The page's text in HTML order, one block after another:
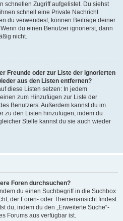
schnellen Zugriff aufgelistet. Du siehst
schnell eine Private Nachricht
du verwendest, können Beiträge deiner
du einen Benutzer ignorierst, dann
nicht.
Freunde oder zur Liste der ignorierten
aus den Listen entfernen?
diese Listen setzen: In jedem
zum Hinzufügen zur Liste der
Benutzers. Außerdem kannst du im
zu den Listen hinzufügen, indem du
Stelle kannst du sie auch wieder
Foren durchsuchen?
du einen Suchbegriff in die Suchbox
der Foren- oder Themenansicht findest.
du, indem du den „Erweiterte Suche“-
Forums aus verfügbar ist.